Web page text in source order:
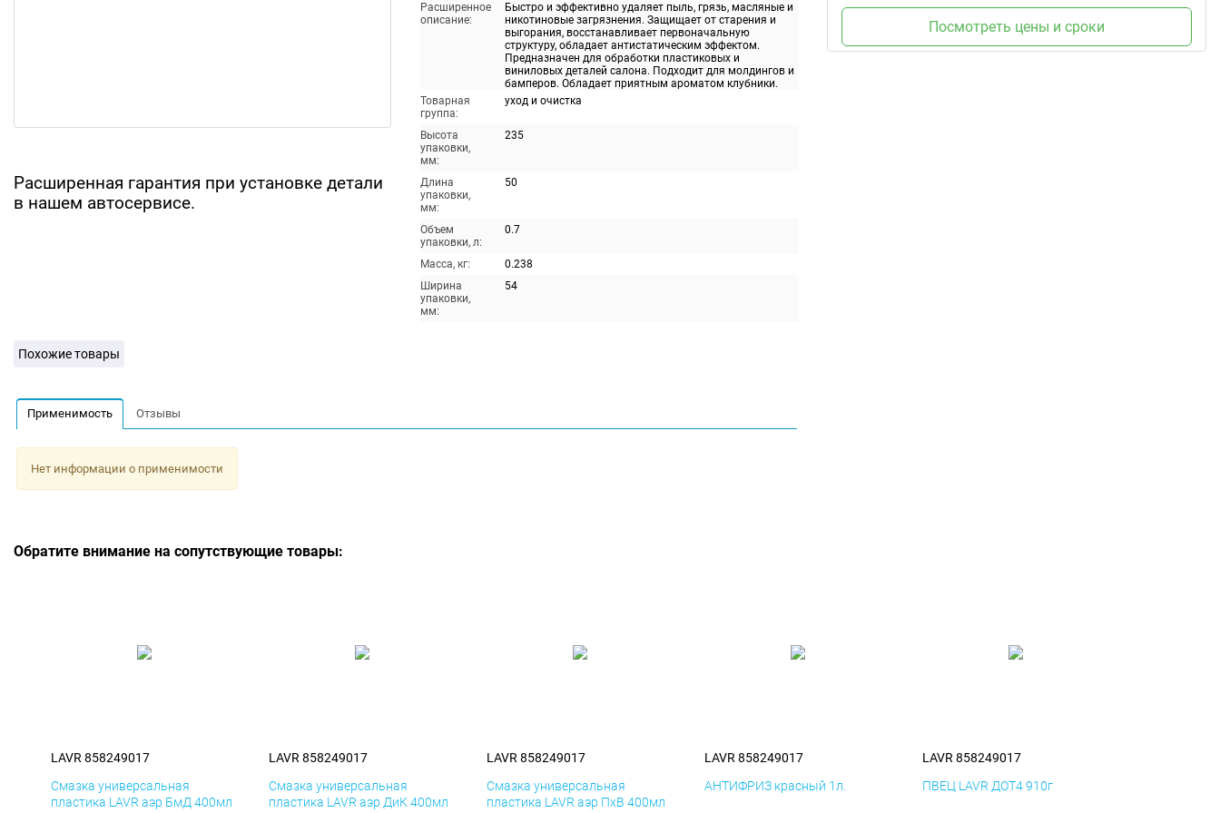
Расширенная гарантия при установке детали
в нашем автосервисе.
Расширенное
описание:
Быстро и эффективно удаляет пыль, грязь, масляные и
никотиновые загрязнения. Защищает от старения и
выгорания, восстанавливает первоначальную
структуру, обладает антистатическим эффектом.
Предназначен для обработки пластиковых и
виниловых деталей салона. Подходит для молдингов и
бамперов. Обладает приятным ароматом клубники.
Товарная
группа:
уход и очистка
Высота
упаковки,
мм:
235
Длина
упаковки,
мм:
50
Объем
упаковки, л:
0.7
Масса, кг:
0.238
Ширина
упаковки,
мм:
54
Посмотреть цены и сроки
Похожие товары
Применимость Отзывы
Нет информации о применимости
Обратите внимание на сопутствующие товары:
LAVR 858249017
Смазка универсальная
пластика LAVR аэр БмД 400мл
LAVR 858249017
Смазка универсальная
пластика LAVR аэр ДиК 400мл
LAVR 858249017
Смазка универсальная
пластика LAVR аэр ПхВ 400мл
LAVR 858249017
АНТИФРИЗ красный 1л.
LAVR 858249017
ПВЕЦ LAVR ДОТ4 910г